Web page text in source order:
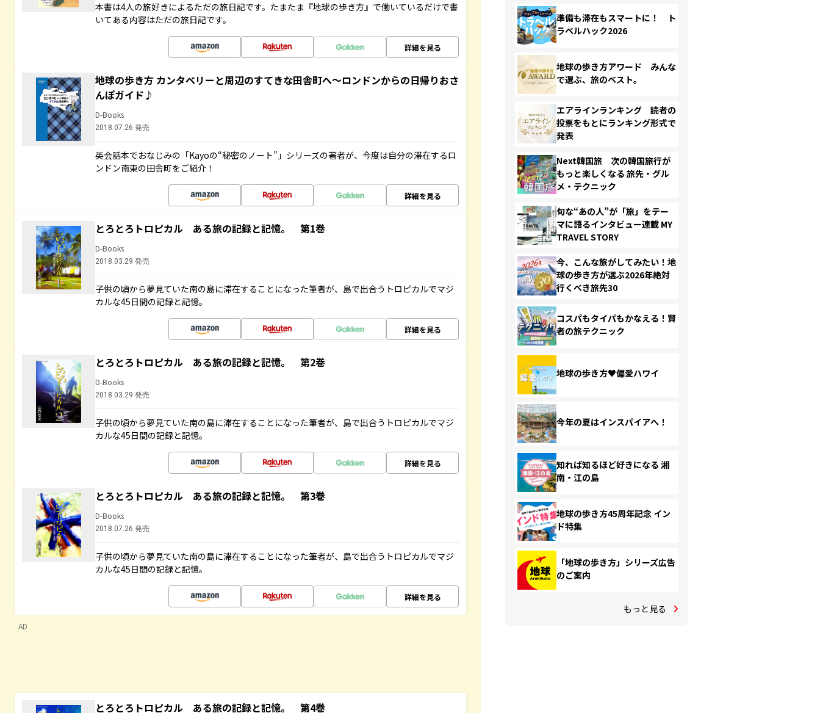
本書は4人の旅好きによるただの旅日記です。たまたま『地球の歩き方』で働いているだけで書
いてある内容はただの旅日記です。
詳細を見る
地球の歩き方 カンタベリーと周辺のすてきな田舎町へ～ロンドンからの日帰りおさ
んぽガイド♪
D-Books
2018.07.26 発売
英会話本でおなじみの「Kayoの“秘密のノート”」シリーズの著者が、今度は自分の滞在するロ
ンドン南東の田舎町をご紹介！
詳細を見る
とろとろトロピカル ある旅の記録と記憶。 第1巻
D-Books
2018.03.29 発売
子供の頃から夢見ていた南の島に滞在することになった筆者が、島で出合うトロピカルでマジ
カルな45日間の記録と記憶。
詳細を見る
とろとろトロピカル ある旅の記録と記憶。 第2巻
D-Books
2018.03.29 発売
子供の頃から夢見ていた南の島に滞在することになった筆者が、島で出合うトロピカルでマジ
カルな45日間の記録と記憶。
詳細を見る
とろとろトロピカル ある旅の記録と記憶。 第3巻
D-Books
2018.07.26 発売
子供の頃から夢見ていた南の島に滞在することになった筆者が、島で出合うトロピカルでマジ
カルな45日間の記録と記憶。
詳細を見る
AD
とろとろトロピカル ある旅の記録と記憶。 第4巻
準備も滞在もスマートに！ ト
ラベルハック2026
地球の歩き方アワード みんな
で選ぶ、旅のベスト。
エアラインランキング 読者の
投票をもとにランキング形式で
発表
Next韓国旅 次の韓国旅行が
もっと楽しくなる 旅先・グル
メ・テクニック
旬な“あの人”が「旅」をテー
マに語るインタビュー連載 MY
TRAVEL STORY
今、こんな旅がしてみたい！地
球の歩き方が選ぶ2026年絶対
行くべき旅先30
コスパもタイパもかなえる！賢
者の旅テクニック
地球の歩き方♥偏愛ハワイ
今年の夏はインスパイアへ！
知れば知るほど好きになる 湘
南・江の島
地球の歩き方45周年記念 イン
ド特集
「地球の歩き方」シリーズ広告
のご案内
もっと見る